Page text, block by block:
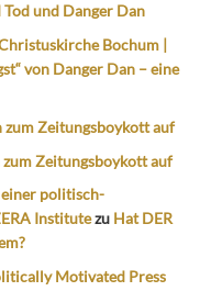
und Danger Dan
Bochum |
von Danger Dan – eine
zum Zeitungsboykott auf
zum Zeitungsboykott auf
einer politisch-
Institutezu Hat DER
Motivated Press